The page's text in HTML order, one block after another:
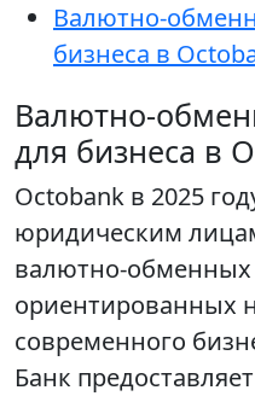
Валютно-
бизнеса в
Валютно-
для бизнеса в
Octobank в 2025
юридическим
валютно-обменных
ориентированных
современного
Банк